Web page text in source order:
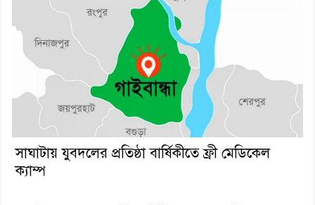
সাঘাটায় যুবদলের প্রতিষ্ঠা বার্ষিকীতে ফ্রী মেডিকেল
ক‍্যাম্প